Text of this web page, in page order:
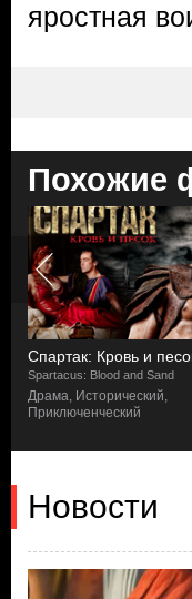
яростная
Похожие
Спартак: Кровь и
Spartacus: Blood and Sand
Драма, Исторический,
Приключенческий
Новости